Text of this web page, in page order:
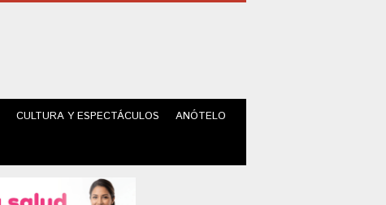
CULTURA Y ESPECTÁCULOS ANÓTELO